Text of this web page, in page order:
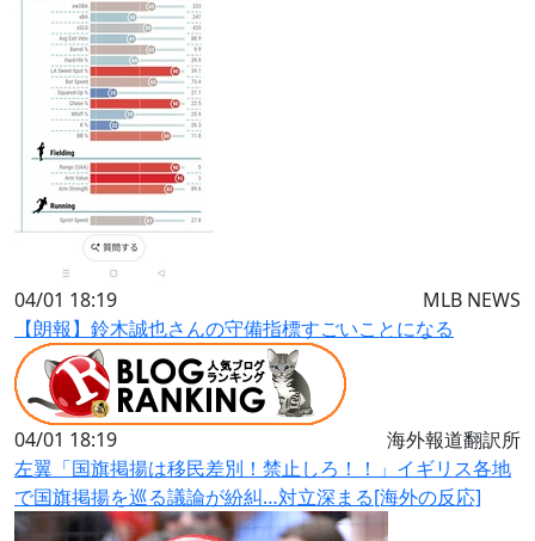
04/01 18:19
MLB NEWS
【朗報】鈴木誠也さんの守備指標すごいことになる
04/01 18:19
海外報道翻訳所
左翼「国旗掲揚は移民差別！禁止しろ！！」イギリス各地
で国旗掲揚を巡る議論が紛糾…対立深まる[海外の反応]